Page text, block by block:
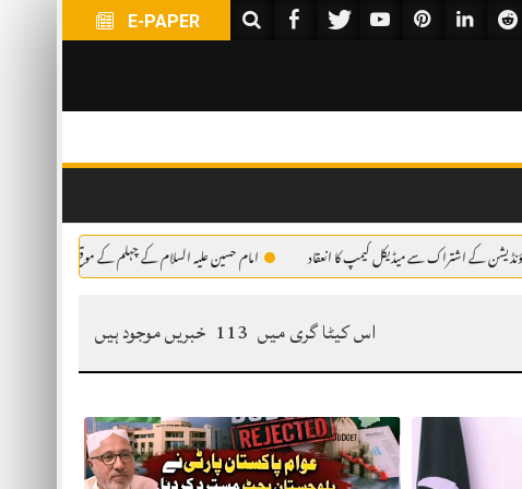
E-PAPER
کے اشتراک سے میڈیکل کیمپ کا انعقاد امام حسین علیہ السلام کے چہلم کے موقع پر جلوس کے شرکاء کے
اس کیٹا گری میں 113 خبریں موجود ہیں